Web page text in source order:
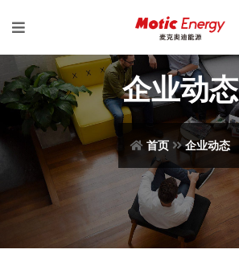
企业动态
首页 企业动态